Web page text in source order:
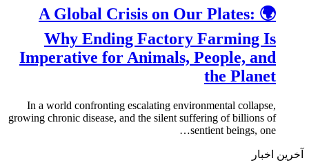
🌍 A Global Crisis on Our Plates:
Why Ending Factory Farming Is
Imperative for Animals, People, and
the Planet
In a world confronting escalating environmental collapse,
growing chronic disease, and the silent suffering of billions of
sentient beings, one…
آخرین اخبار